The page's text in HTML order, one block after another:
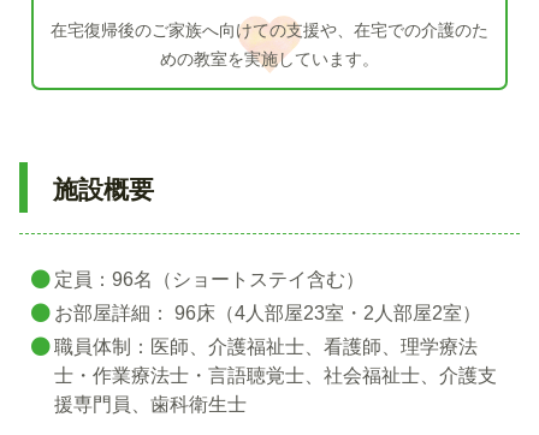
在宅復帰後のご家族へ向けての支援や、在宅での介護のた
めの教室を実施しています。
施設概要
定員：96名（ショートステイ含む）
お部屋詳細： 96床（4人部屋23室・2人部屋2室）
職員体制：医師、介護福祉士、看護師、理学療法
士・作業療法士・言語聴覚士、社会福祉士、介護支
援専門員、歯科衛生士